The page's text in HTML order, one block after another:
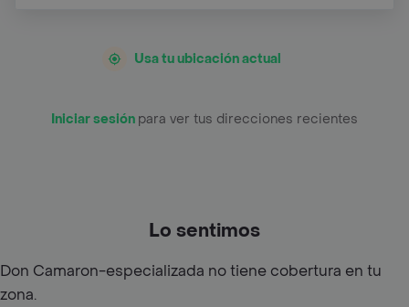
Usa tu ubicación actual
Iniciar sesión para ver tus direcciones recientes
Lo sentimos
Don Camaron-especializada no tiene cobertura en tu
zona.